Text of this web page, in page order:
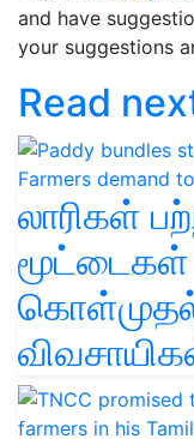
and have
your suggestions
Read
லாரிகள்
மூட்டைகள்